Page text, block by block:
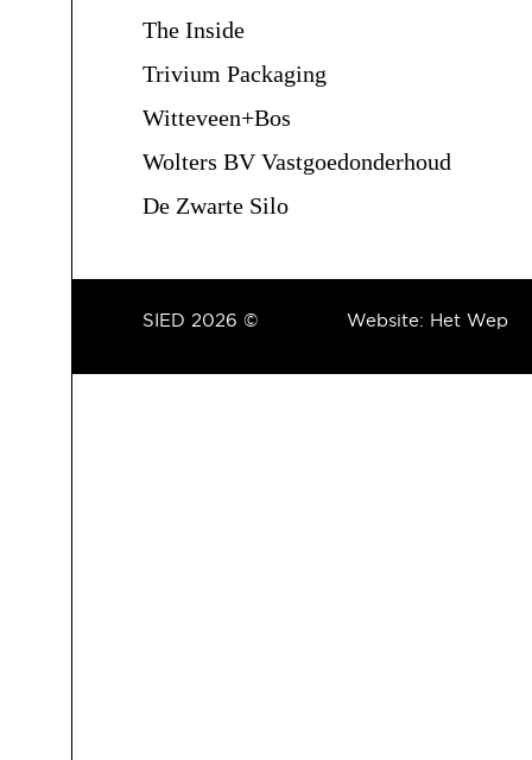
The Inside
Trivium Packaging
Witteveen+Bos
Wolters BV Vastgoedonderhoud
De Zwarte Silo
Website: Het Wep
SIED 2026 ©